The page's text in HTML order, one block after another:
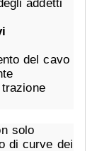
addetti
del cavo
solo
di curve dei